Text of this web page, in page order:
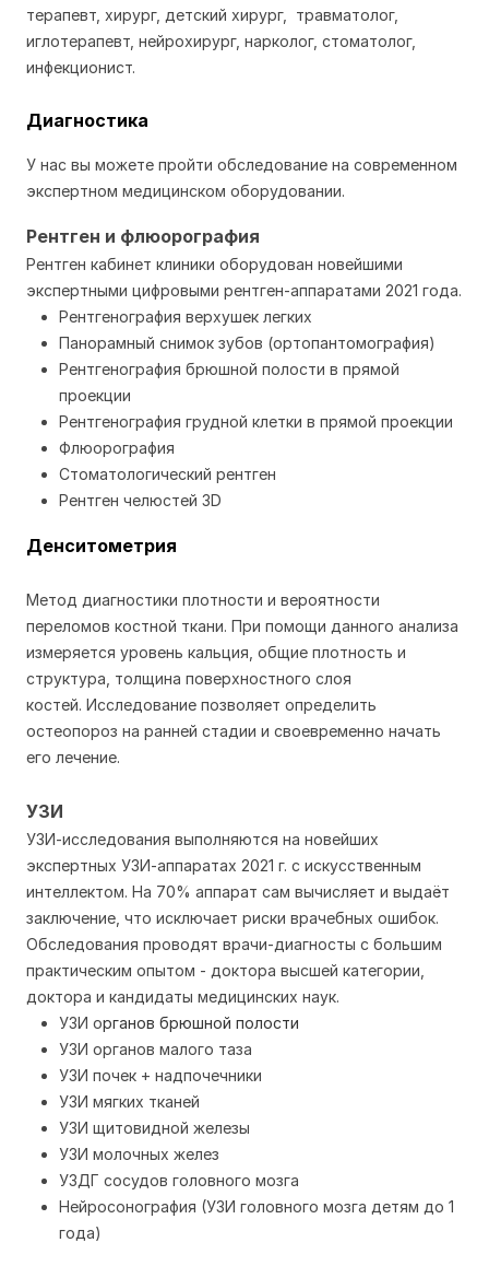
терапевт, хирург, детский хирург, травматолог,
иглотерапевт, нейрохирург, нарколог, стоматолог,
инфекционист.
Диагностика
У нас вы можете пройти обследование на современном
экспертном медицинском оборудовании.
Рентген и флюорография
Рентген кабинет клиники оборудован новейшими
экспертными цифровыми рентген-аппаратами 2021 года.
Рентгенография верхушек легких
Панорамный снимок зубов (ортопантомография)
Рентгенография брюшной полости в прямой
проекции
Рентгенография грудной клетки в прямой проекции
Флюорография
Стоматологический рентген
Рентген челюстей 3D
Денситометрия
Метод диагностики плотности и вероятности
переломов костной ткани. При помощи данного анализа
измеряется уровень кальция, общие плотность и
структура, толщина поверхностного слоя
костей. Исследование позволяет определить
остеопороз на ранней стадии и своевременно начать
его лечение.
УЗИ
УЗИ-исследования выполняются на новейших
экспертных УЗИ-аппаратах 2021 г. с искусственным
интеллектом. На 70% аппарат сам вычисляет и выдаёт
заключение, что исключает риски врачебных ошибок.
Обследования проводят врачи-диагносты с большим
практическим опытом - доктора высшей категории,
доктора и кандидаты медицинских наук.
УЗИ органов брюшной полости
УЗИ органов малого таза
УЗИ почек + надпочечники
УЗИ мягких тканей
УЗИ щитовидной железы
УЗИ молочных желез
УЗДГ сосудов головного мозга
Нейросонография (УЗИ головного мозга детям до 1
года)